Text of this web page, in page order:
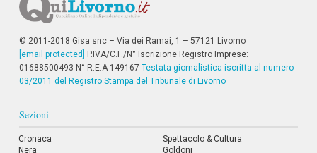
© 2011-2018 Gisa snc – Via dei Ramai, 1 – 57121 Livorno
[email protected]
P.IVA/C.F./N° Iscrizione Registro Imprese:
01688500493 N° R.E.A 149167 Testata giornalistica iscritta al numero
03/2011 del Registro Stampa del Tribunale di Livorno
Sezioni
Cronaca
Nera
Spettacolo & Cultura
Goldoni